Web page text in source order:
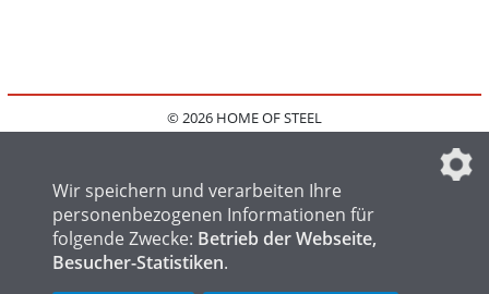
© 2026 HOME OF STEEL
IMPRESSUM
FAQ
DATENSCHUTZEINSTELLUNGEN
HOME OF WELDING
Wir speichern und verarbeiten Ihre
personenbezogenen Informationen für
folgende Zwecke: Betrieb der Webseite,
Besucher-Statistiken.